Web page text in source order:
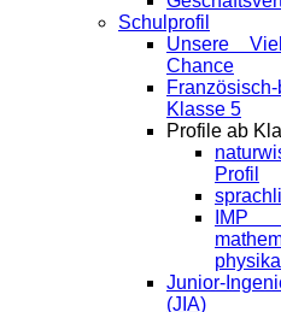
Schulprofil
Unsere
Chance
Klasse 5
Profile ab
Profil
IMP
Junior-
(JIA)